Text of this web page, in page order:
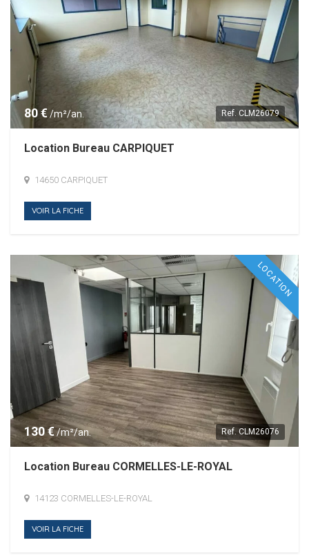
80 €/m²/an. Ref. CLM26079
Location Bureau CARPIQUET
14650 CARPIQUET
VOIR LA FICHE
LOCATION
130 €/m²/an. Ref. CLM26076
Location Bureau CORMELLES-LE-ROYAL
14123 CORMELLES-LE-ROYAL
VOIR LA FICHE